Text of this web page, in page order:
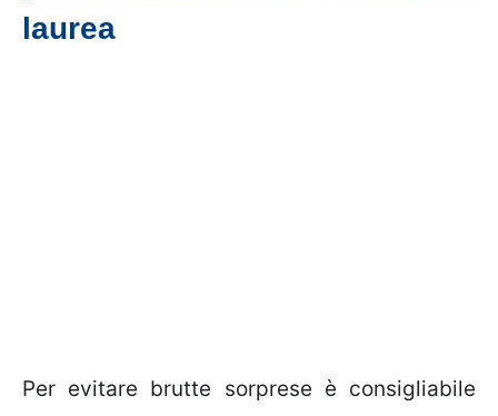
laurea
Per evitare brutte sorprese è consigliabile